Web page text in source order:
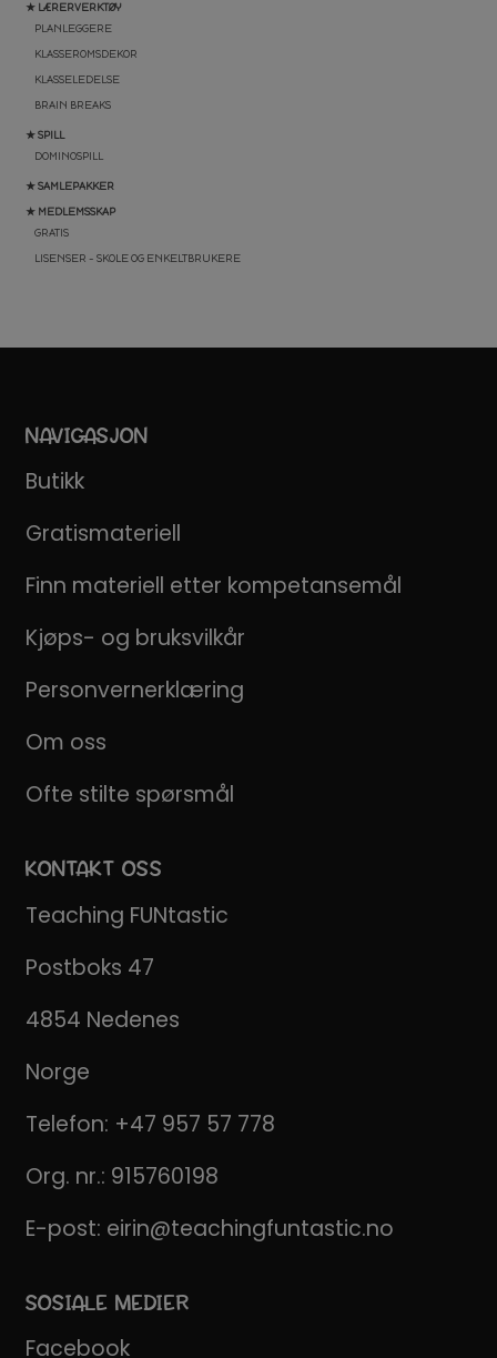
★ LÆRERVERKTØY
PLANLEGGERE
KLASSEROMSDEKOR
KLASSELEDELSE
BRAIN BREAKS
★ SPILL
DOMINOSPILL
★ SAMLEPAKKER
★ MEDLEMSSKAP
GRATIS
LISENSER – SKOLE OG ENKELTBRUKERE
NAVIGASJON
Butikk
Gratismateriell
Finn materiell etter kompetansemål
Kjøps- og bruksvilkår
Personvernerklæring
Om oss
Ofte stilte spørsmål
KONTAKT OSS
Teaching FUNtastic
Postboks 47
4854 Nedenes
Norge
Telefon: +47 957 57 778
Org. nr.: 915760198
E-post: eirin@teachingfuntastic.no
SOSIALE MEDIER
Facebook